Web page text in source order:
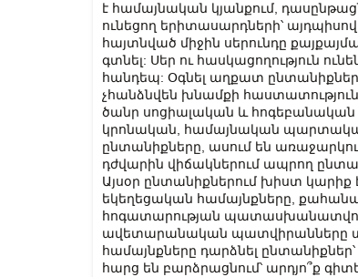
է համայնական կյանքում,
ունեցող երիտասարդների՝
հայտնված միջին սերունդը
գտնել: Սեր ու հասկացողություն
հանդեպ: Օգնել աղքատ
չհանձնվեն խնամքի
ծանր սոցիալական և հոգեբանական
կրոնական, համայնական
ընտանիքները, ասում են
դժվարին վիճակներում ապրող
Այսօր ընտանիքներում խիստ կարիք
եկեղեցական համայնքները,
հոգատարության
ավետարանական պատվիրանները
համայնքները դարձնել
հարց են բարձրացնում՝ արդյո՞ք